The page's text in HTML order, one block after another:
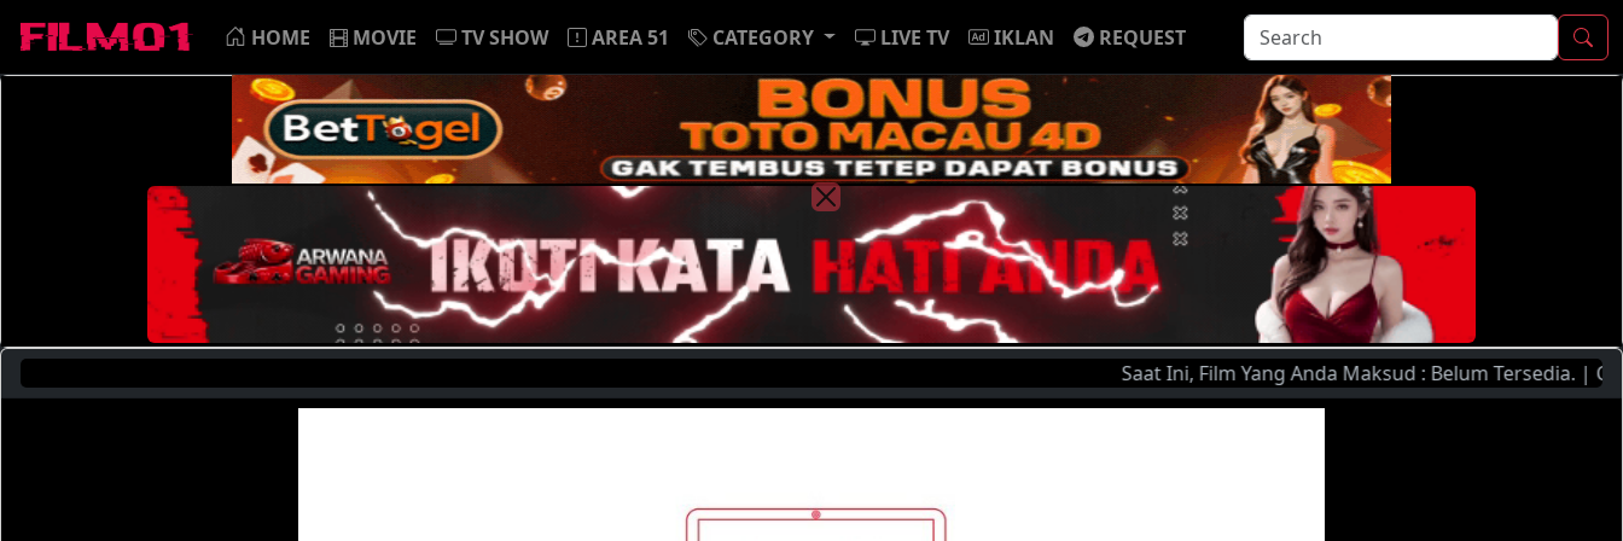
HOME MOVIE TV SHOW AREA 51 CATEGORY LIVE TV IKLAN REQUEST
Saat Ini, Film Yang Anda Maksud : Belum Tersedia. |